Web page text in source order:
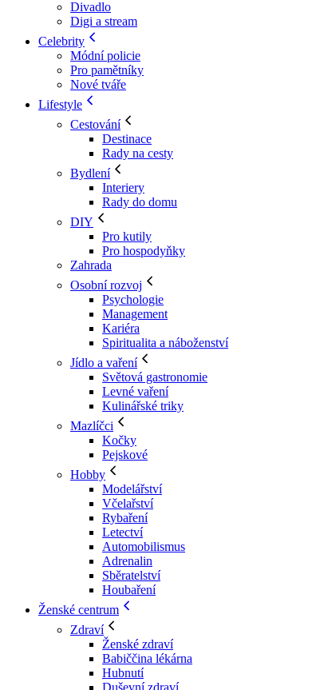
Divadlo
Digi a stream
Celebrity
Módní policie
Pro pamětníky
Nové tváře
Lifestyle
Cestování
Destinace
Rady na cesty
Bydlení
Interiery
Rady do domu
DIY
Pro kutily
Pro hospodyňky
Zahrada
Osobní rozvoj
Psychologie
Management
Kariéra
Spiritualita a náboženství
Jídlo a vaření
Světová gastronomie
Levné vaření
Kulinářské triky
Mazlíčci
Kočky
Pejskové
Hobby
Modelářství
Včelařství
Rybaření
Letectví
Automobilismus
Adrenalin
Sběratelství
Houbaření
Ženské centrum
Zdraví
Ženské zdraví
Babiččina lékárna
Hubnutí
Duševní zdraví